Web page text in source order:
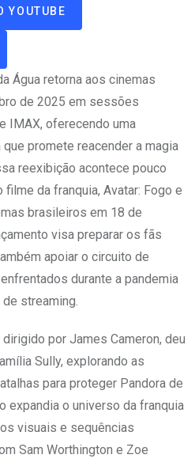
YOUTUBE
Água retorna aos cinemas
de 2025 em sessões
IMAX, oferecendo uma
promete reacender a magia
reexibição acontece pouco
da franquia, Avatar: Fogo e
brasileiros em 18 de
visa preparar os fãs
apoiar o circuito de
durante a pandemia
streaming.
dirigido por James Cameron, deu
Sully, explorando as
para proteger Pandora de
expandia o universo da franquia
visuais e sequências
Sam Worthington e Zoe